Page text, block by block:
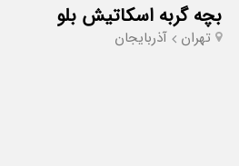
بچه گربه اسکاتیش بلو
تهران آذربایجان